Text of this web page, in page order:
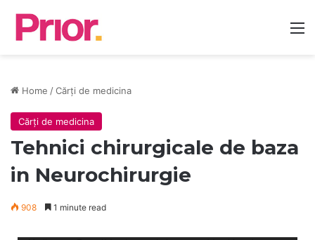
Home /Cărți de medicina
Cărți de medicina
Tehnici chirurgicale de baza
in Neurochirurgie
908 1 minute read